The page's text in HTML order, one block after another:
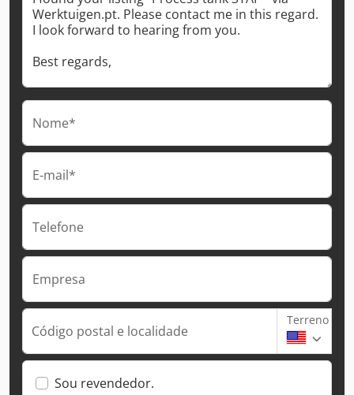
Nome*
E-mail*
Telefone
Empresa
Código postal e localidade
Terreno
Sou revendedor.